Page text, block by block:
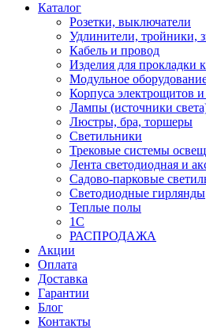
Каталог
Розетки, выключатели
Удлинители, тройники,
Кабель и провод
Изделия для прокладки
Модульное
Корпуса электрощитов
Лампы (источники
Люстры, бра, торшеры
Светильники
Трековые системы
Лента светодиодная и
Садово-парковые
Светодиодные гирлянды
Теплые полы
1С
РАСПРОДАЖА
Акции
Оплата
Доставка
Гарантии
Блог
Контакты